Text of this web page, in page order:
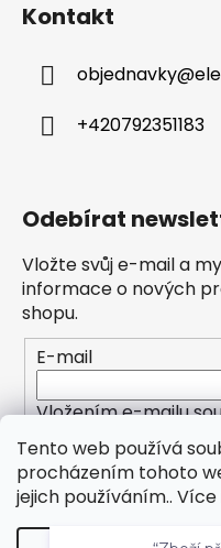
Tento web používá
procházením tohoto
jejich používáním..
Kontakt
objednavky@
+420792351183
Odebírat
Vložte svůj e-mail a
informace o nových
shopu.
E-mail
Vložením e-mailu
ochrany osobních
PŘIHLÁSIT SE